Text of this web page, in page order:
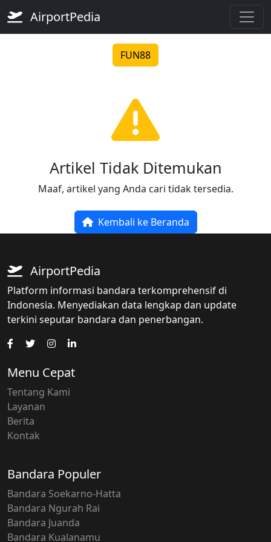
AirportPedia
FUN88
Artikel Tidak Ditemukan
Maaf, artikel yang Anda cari tidak tersedia.
Kembali ke Beranda
AirportPedia
Platform informasi bandara terkomprehensif di
Indonesia. Menyediakan data lengkap dan update
terkini seputar bandara dan penerbangan.
Menu Cepat
Tentang Kami
Layanan
Berita
Kontak
Bandara Populer
Bandara Soekarno-Hatta
Bandara Ngurah Rai
Bandara Juanda
Bandara Kualanamu